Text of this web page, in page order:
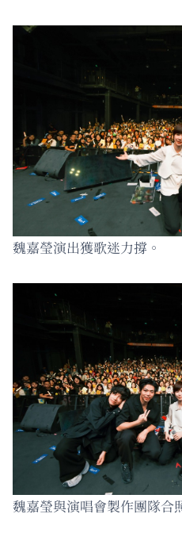
魏嘉瑩演出獲歌迷力撐。
魏嘉瑩與演唱會製作團隊合